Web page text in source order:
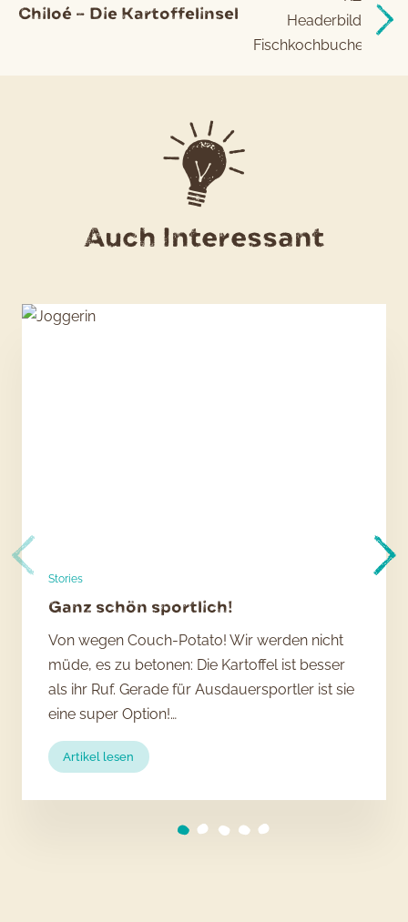
Chiloé – Die Kartoffelinsel
Auch Interessant
Stories
Ganz schön sportlich!
Von wegen Couch-Potato! Wir werden nicht
müde, es zu betonen: Die Kartoffel ist besser
als ihr Ruf. Gerade für Ausdauersportler ist sie
eine super Option!…
Artikel lesen
Ganz